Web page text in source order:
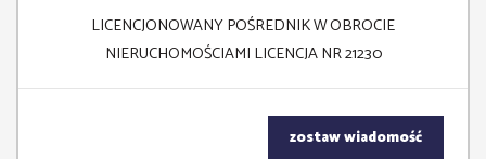
LICENCJONOWANY POŚREDNIK W OBROCIE
NIERUCHOMOŚCIAMI LICENCJA NR 21230
zostaw wiadomość